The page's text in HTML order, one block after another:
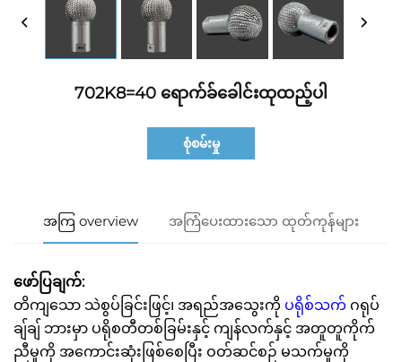
702K8=40 ရောက်ခ်ခေါင်းထုထည့်ပါ
စုံစမ်းမှု
အကြ overview အကြံပေးထားသော ထုတ်ကုန်များ
ဖော်ပြချက်:
တိကျသော သဲစွပ်ခြင်းဖြင့်၊ အရည်အသွေးကို ပရိုစ်သက် ဂရုပ်
ချ်ချ် ဘားမှာ ပရိုစတီတစ်ခြမ်းနှင့် ကျန်လက်နှင့် အတူတူကိုက်
ညီမှုကို အကောင်းဆုံးဖြစ်စေပြီး ဝတ်ဆင်စဉ် မသက်မှုကို